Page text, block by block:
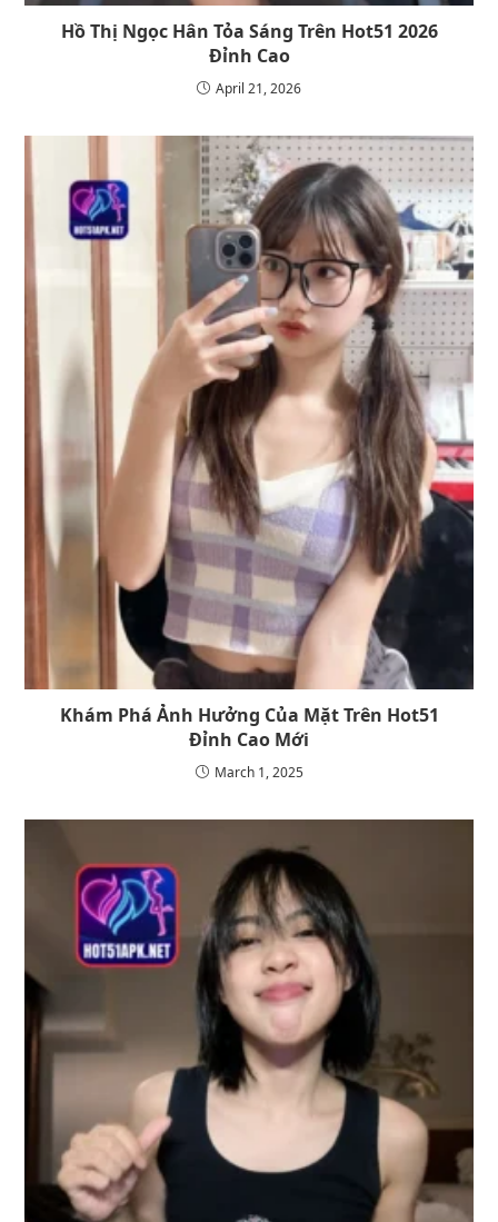
Hồ Thị Ngọc Hân Tỏa Sáng Trên Hot51 2026
Đỉnh Cao
April 21, 2026
Khám Phá Ảnh Hưởng Của Mặt Trên Hot51
Đỉnh Cao Mới
March 1, 2025